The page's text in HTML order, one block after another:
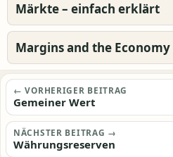
Märkte – einfach erklärt
Margins and the Economy
Beitragsnavigation
← VORHERIGER BEITRAG
Gemeiner Wert
NÄCHSTER BEITRAG →
Währungsreserven